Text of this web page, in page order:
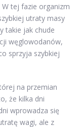
tej fazie organizm
utraty masy
takie jak chude
węglowodanów,
sprzyja szybkiej
na przemian
że kilka dni
wprowadza się
wagi, ale z